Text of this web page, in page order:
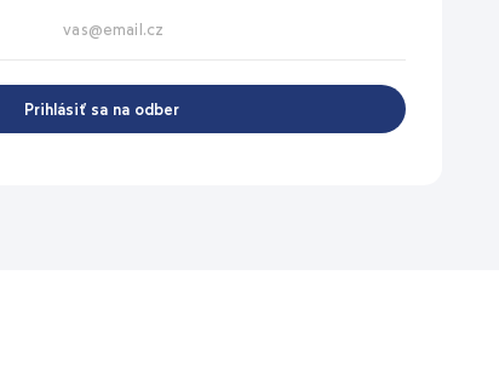
Prihlásiť sa na odber